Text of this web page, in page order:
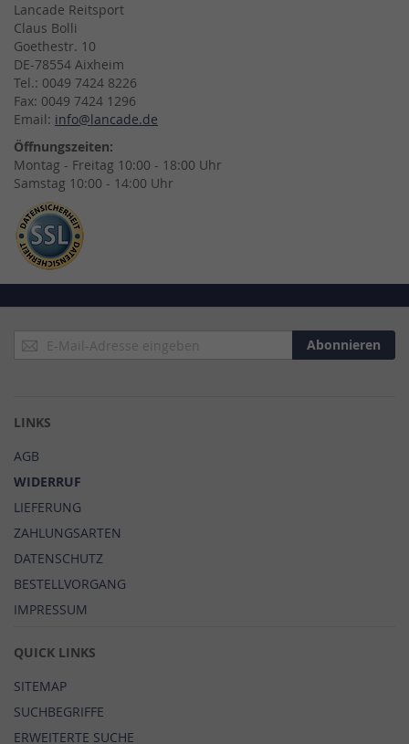
Lancade Reitsport
Claus Bolli
Goethestr. 10
DE-78554 Aixheim
Tel.: 0049 7424 8226
Fax: 0049 7424 1296
Email: info@lancade.de
Öffnungszeiten:
Montag - Freitag 10:00 - 18:00 Uhr
Samstag 10:00 - 14:00 Uhr
Anmeldung
zum
Abonnieren
LINKS
AGB
WIDERRUF
LIEFERUNG
ZAHLUNGSARTEN
DATENSCHUTZ
BESTELLVORGANG
IMPRESSUM
QUICK LINKS
SITEMAP
SUCHBEGRIFFE
ERWEITERTE SUCHE